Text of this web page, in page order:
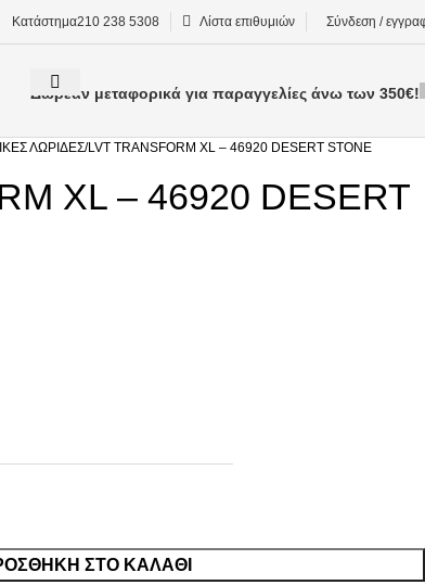
Κατάστημα210 238 5308 Λίστα επιθυμιών Σύνδεση /
Δωρεάν μεταφορικά για παραγγελίες άνω των 350€!
ΛΩΡΊΔΕΣ LVT TRANSFORM XL – 46920 DESERT STONE
XL – 46920 DESERT
ΣΤΟ ΚΑΛΆΘΙ